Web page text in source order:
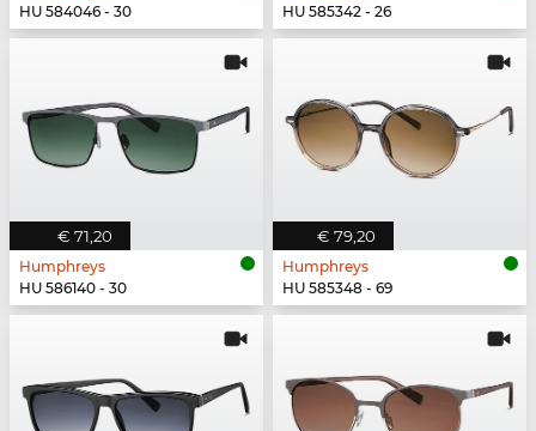
HU 584046 - 30
HU 585342 - 26
€ 71,20
Humphreys
HU 586140 - 30
€ 79,20
Humphreys
HU 585348 - 69